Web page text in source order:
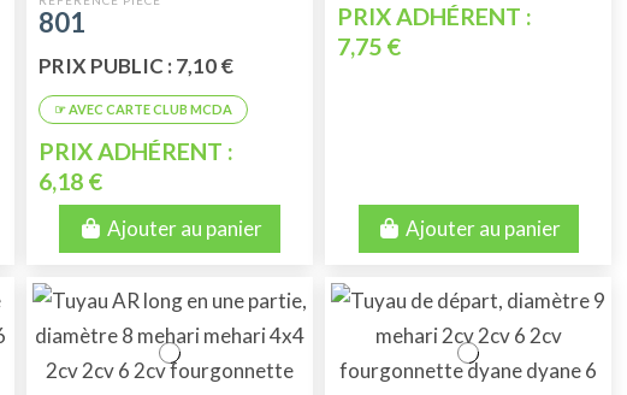
801
PRIX PUBLIC : 7,10 €
PRIX ADHÉRENT :
6,18 €
Ajouter au panier
PRIX ADHÉRENT :
7,75 €
Ajouter au panier